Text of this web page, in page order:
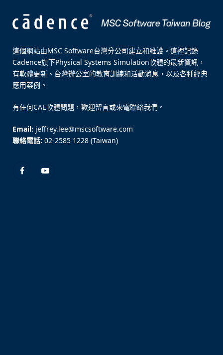
這個網站由MSC Software台灣分公司建立和維護。這裡記錄
Cadence旗下Physical Systems Simulation軟體的最新資訊，
有軟體更新、台灣辦公室的教育訓練和活動消息，以及各種經典
應用案例。
有任何CAE軟體問題，歡迎留言或來電聯絡我們。
Email: jeffrey.lee@mscsoftware.com
聯絡電話: 02-2585 1228 (Taiwan)
FacebookYouTube